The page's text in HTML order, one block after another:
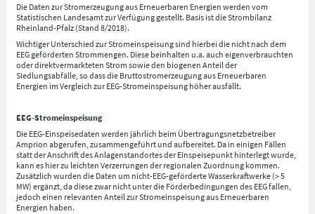
Die Daten zur Stromerzeugung aus Erneuerbaren Energien werden vom
Statistischen Landesamt zur Verfügung gestellt. Basis ist die Strombilanz
Rheinland-Pfalz (Stand 8/2018).
Wichtiger Unterschied zur Stromeinspeisung sind hierbei die nicht nach dem
EEG geförderten Strommengen. Diese beinhalten u.a. auch eigenverbrauchten
oder direktvermarkteten Strom sowie den biogenen Anteil der
Siedlungsabfälle, so dass die Bruttostromerzeugung aus Erneuerbaren
Energien im Vergleich zur EEG-Stromeinspeisung höher ausfällt.
EEG-Stromeinspeisung
Die EEG-Einspeisedaten werden jährlich beim Übertragungsnetzbetreiber
Amprion abgerufen, zusammengeführt und aufbereitet. Da in einigen Fällen
statt der Anschrift des Anlagenstandortes der Einspeisepunkt hinterlegt wurde,
kann es hier zu leichten Verzerrungen der regionalen Zuordnung kommen.
Zusätzlich wurden die Daten um nicht-EEG-geförderte Wasserkraftwerke (> 5
MW) ergänzt, da diese zwar nicht unter die Förderbedingungen des EEG fallen,
jedoch einen relevanten Anteil zur Stromeinspeisung aus Erneuerbaren
Energien haben.